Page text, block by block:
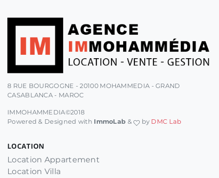
8 RUE BOURGOGNE - 20100 MOHAMMEDIA - GRAND
CASABLANCA - MAROC
IMMOHAMMEDIA©2018
Powered & Designed with ImmoLab & by DMC Lab
LOCATION
Location Appartement
Location Villa